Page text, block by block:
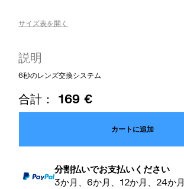
サイズ表を開く
説明
6秒のレンズ交換システム
合計： 169 €
カートに追加
分割払いでお支払いください
3か月、6か月、12か月、24か月